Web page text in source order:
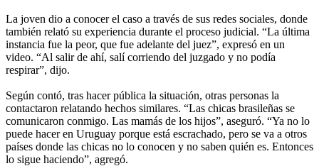
La joven dio a conocer el caso a través de sus redes sociales, donde
también relató su experiencia durante el proceso judicial. “La última
instancia fue la peor, que fue adelante del juez”, expresó en un
video. “Al salir de ahí, salí corriendo del juzgado y no podía
respirar”, dijo.
Según contó, tras hacer pública la situación, otras personas la
contactaron relatando hechos similares. “Las chicas brasileñas se
comunicaron conmigo. Las mamás de los hijos”, aseguró. “Ya no lo
puede hacer en Uruguay porque está escrachado, pero se va a otros
países donde las chicas no lo conocen y no saben quién es. Entonces
lo sigue haciendo”, agregó.